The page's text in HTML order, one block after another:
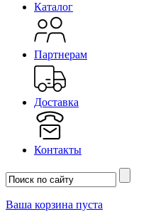
Каталог
Партнерам
Доставка
Контакты
Ваша корзина пуста